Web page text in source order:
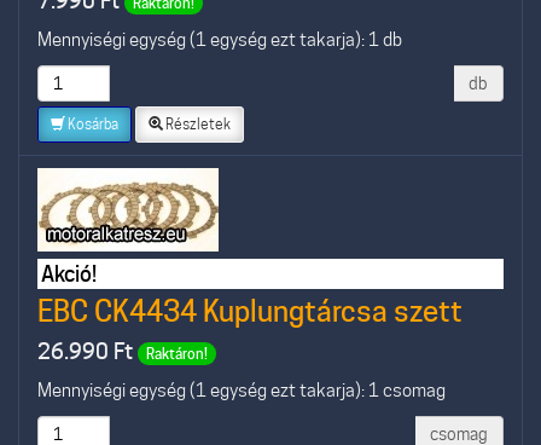
Mennyiségi egység (1 egység ezt takarja): 1 db
db
Kosárba Részletek
Akció!
EBC CK4434 Kuplungtárcsa szett
26.990 Ft Raktáron!
Mennyiségi egység (1 egység ezt takarja): 1 csomag
csomag